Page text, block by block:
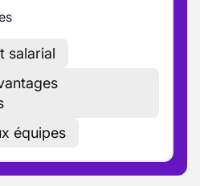
salarial
équipes